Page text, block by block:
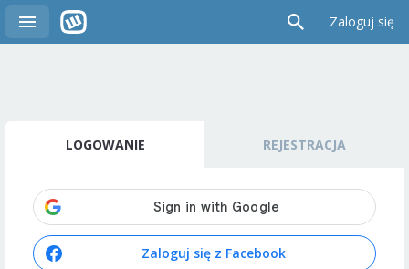
Zaloguj się
LOGOWANIE REJESTRACJA
Zaloguj się z Facebook